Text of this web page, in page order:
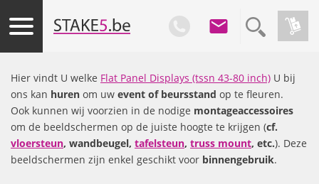
Hier vindt U welke Flat Panel Displays (tssn 43-80 inch) U bij
ons kan huren om uw event of beursstand op te fleuren.
Ook kunnen wij voorzien in de nodige montageaccessoires
om de beeldschermen op de juiste hoogte te krijgen (cf.
vloersteun, wandbeugel, tafelsteun, truss mount, etc.). Deze
beeldschermen zijn enkel geschikt voor binnengebruik.